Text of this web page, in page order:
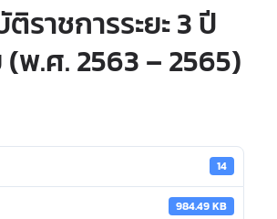
ราชการระยะ 3 ปี
(พ.ศ. 2563 – 2565)
14
984.49 KB